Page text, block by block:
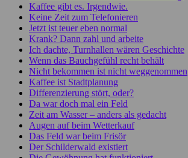
Kaffee gibt es. Irgendwie.
Keine Zeit zum Telefonieren
Jetzt ist teuer eben normal
Krank? Dann zahl und arbeite
Ich dachte, Turnhallen wären Geschichte
Wenn das Bauchgefühl recht behält
Nicht bekommen ist nicht weggenommen
Kaffee ist Stadtplanung
Differenzierung stört, oder?
Da war doch mal ein Feld
Zeit am Wasser – anders als gedacht
Augen auf beim Wetterkauf
Das Feld war beim Frisör
Der Schilderwald existiert